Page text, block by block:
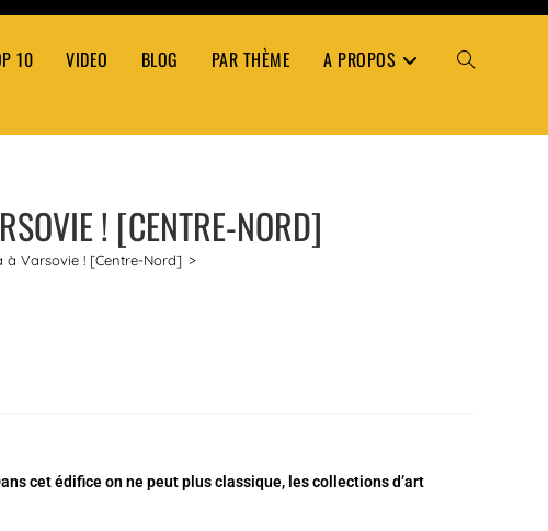
10 VIDEO BLOG PAR THÈME A PROPOS TOGGLE
! [CENTRE-NORD]
à Varsovie ! [Centre-Nord] >
cet édifice on ne peut plus classique, les collections d’art